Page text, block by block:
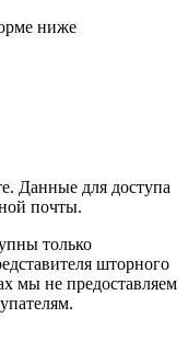
ниже
Данные для доступа
почты.
только
шторного
мы не предоставляем